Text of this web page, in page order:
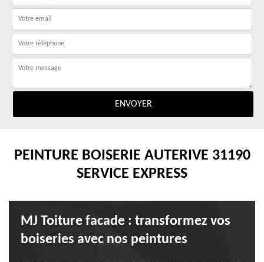
PEINTURE BOISERIE AUTERIVE 31190
SERVICE EXPRESS
MJ Toiture facade : transformez vos
boiseries avec nos peintures